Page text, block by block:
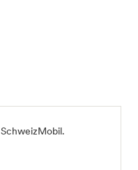
SchweizMobil.